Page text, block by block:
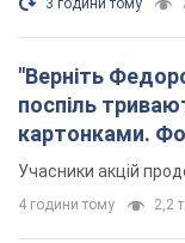
3 години тому
"Верніть
поспіль
картонками.
Учасники акцій
4 години тому 2,2 т.